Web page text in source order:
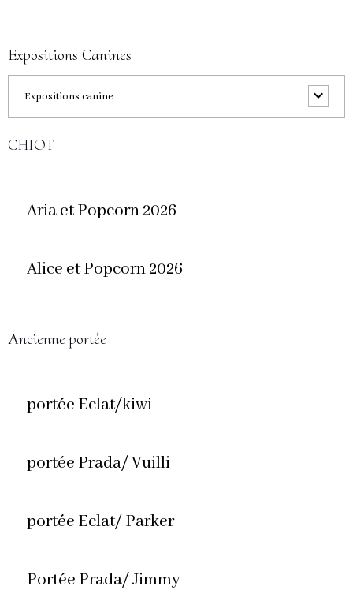
Expositions Canines
Expositions canine
CHIOT
Aria et Popcorn 2026
Alice et Popcorn 2026
Ancienne portée
portée Eclat/kiwi
portée Prada/ Vuilli
portée Eclat/ Parker
Portée Prada/ Jimmy